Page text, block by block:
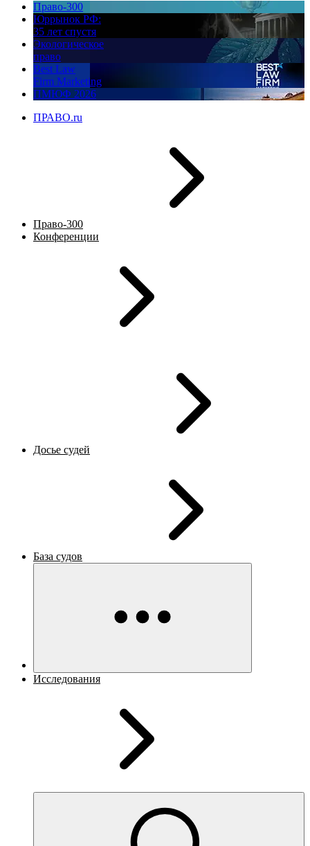
Право-300
Юррынок РФ:
35 лет спустя
Экологическое
право
Best Law
Firm Marketing
ПМЮФ 2026
ПРАВО.ru
Право-300
Конференции
Досье судей
База судов
Исследования